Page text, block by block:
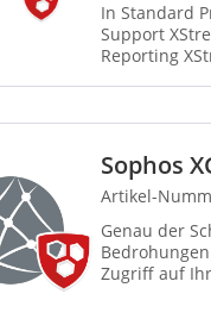
In Standard Protection
Support XStream TLS und DPI Engine, IPS, ATP, Security Heartbeat, SD-RED VPN,
Reporting
Sophos
Artikel-
Genau der
Zugriff auf